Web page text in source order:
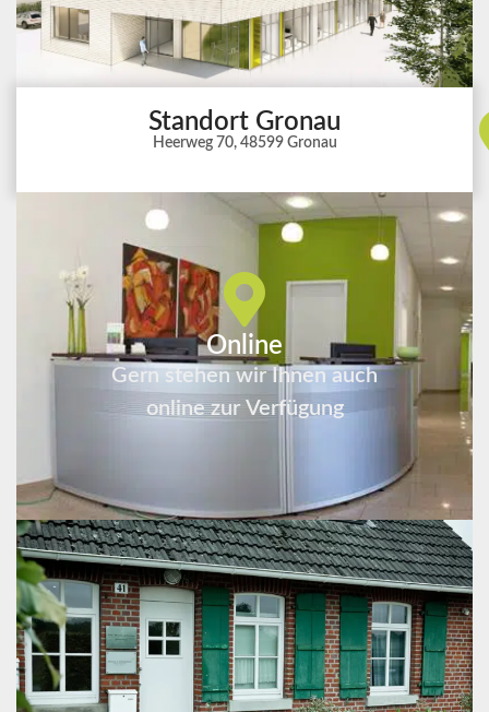
Standort Gronau
Heerweg 70, 48599 Gronau
Online
Gern stehen wir Ihnen auch
online zur Verfügung